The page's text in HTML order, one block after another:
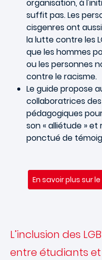
organisation, à
suffit pas. Les
cisgenres ont
la lutte contre les
que les hommes
ou les personnes
contre le racisme.
Le guide propose
collaboratrices
pédagogiques
son « alliétude »
ponctué de
En savoir plus sur
L’inclusion des
entre étudiants